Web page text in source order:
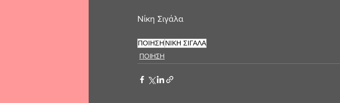
Νίκη Σιγάλα
ΠΟΙΗΣΗ ΝΙΚΗ ΣΙΓΑΛΑ
ΠΟΙΗΣΗ